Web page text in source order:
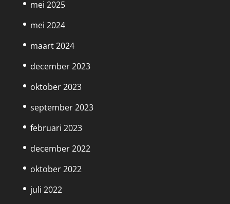
mei 2025
mei 2024
maart 2024
december 2023
oktober 2023
september 2023
februari 2023
december 2022
oktober 2022
juli 2022